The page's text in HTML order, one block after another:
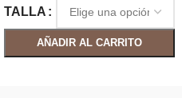
TALLA
AÑADIR AL CARRITO